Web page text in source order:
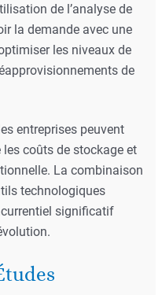
de l’analyse de
la demande avec une
les niveaux de
de
entreprises peuvent
coûts de stockage et
La combinaison
technologiques
significatif